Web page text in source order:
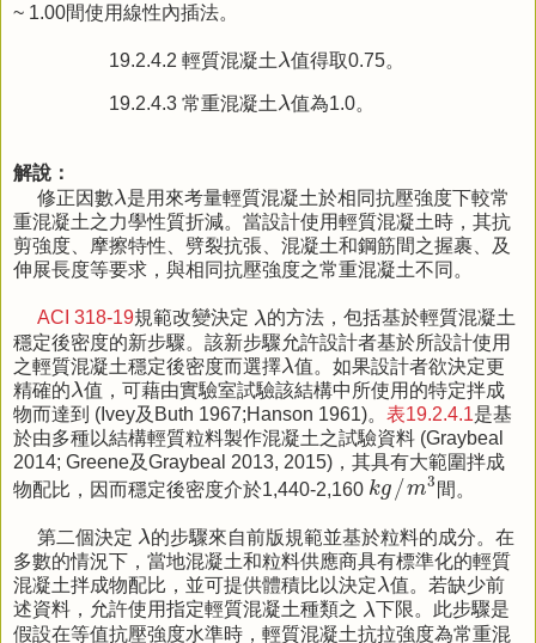
~ 1.00間使用線性內插法。
19.2.4.2 輕質混凝土λ
λ 值得取0.75。
19.2.4.3 常重混凝土λ
λ 值為1.0。
解說：
修正因數λ
λ 是用來考量輕質混凝土於相同抗壓強度下較常
重混凝土之力學性質折減。當設計使用輕質混凝土時，其抗
剪強度、摩擦特性、劈裂抗張、混凝土和鋼筋間之握裹、及
伸展長度等要求，與相同抗壓強度之常重混凝土不同。
ACI 318-19規範改變決定 λ
λ 的方法，包括基於輕質混凝土
穩定後密度的新步驟。該新步驟允許設計者基於所設計使用
之輕質混凝土穩定後密度而選擇λ
λ值。如果設計者欲決定更
精確的λ
λ值，可藉由實驗室試驗該結構中所使用的特定拌成
物而達到 (Ivey及Buth 1967;Hanson 1961)。 表19.2.4.1是基
於由多種以結構輕質粒料製作混凝土之試驗資料 (Graybeal
2014; Greene及Graybeal 2013, 2015)，其具有大範圍拌成
物配比，因而穩定後密度介於1,440-2,160 kg /m3
kg/m3
間。
第二個決定 λ
λ 的步驟來自前版規範並基於粒料的成分。在
多數的情況下，當地混凝土和粒料供應商具有標準化的輕質
混凝土拌成物配比，並可提供體積比以決定λ
λ值。若缺少前
述資料，允許使用指定輕質混凝土種類之 λ
λ 下限。此步驟是
假設在等值抗壓強度水準時，輕質混凝土抗拉強度為常重混